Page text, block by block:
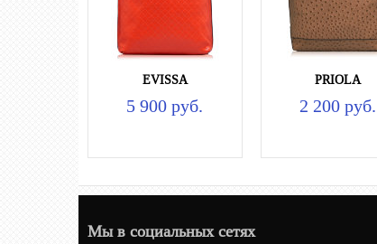
EVISSA
5 900 руб.
PRIOLA
2 200 руб.
Мы в социальных сетях